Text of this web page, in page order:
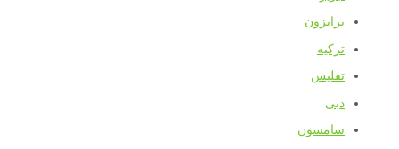
ترابزون
ترکیه
تفلیس
دبی
سامسون